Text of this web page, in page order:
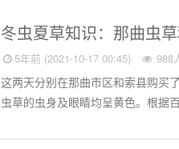
冬虫夏草知识：那曲虫
5年前 (2021-10-17 00:45) 988
这两天分别在那曲市区和索县购买
虫草的虫身及眼睛均呈黄色。根据